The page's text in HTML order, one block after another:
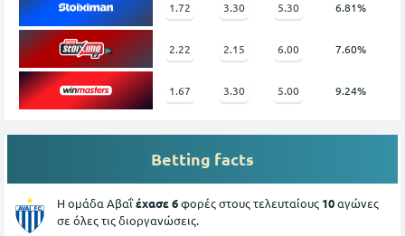
1.72 3.30 5.30 6.81%
2.22 2.15 6.00 7.60%
1.67 3.30 5.00 9.24%
Betting facts
Η ομάδα Αβαΐέχασε 6φορές στους τελευταίους 10αγώνες
σε όλες τις διοργανώσεις.